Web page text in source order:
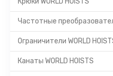
Частотные
Ограничители WORLD
Канаты WORLD HOISTS